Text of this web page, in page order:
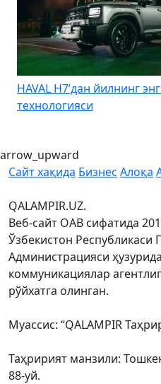
HAVAL H7’дан йилнинг
технологияси
arrow_upward
Сайт хақида Бизнес Алоқа
QALAMPIR.UZ.
Веб-сайт ОАВ сифатида
Ўзбекистон Республикаси
Администрацияси
коммуникациялар
рўйхатга олинган.
Муассис: “QALAMPIR
Таҳририят манзили:
88-уй.